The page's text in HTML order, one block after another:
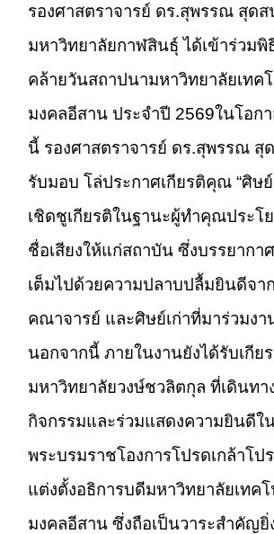
รองศาสตราจารย์ ดร.สุพรรณ สุด
มหาวิทยาลัยกาฬสินธุ์ ได้เข้าร่วมพิ
คล้ายวันสถาปนามหาวิทยาลัยเทค
มงคลอีสาน ประจำปี 2569ในโอก
นี้ รองศาสตราจารย์ ดร.สุพรรณ สุ
รับมอบ โล่ประกาศเกียรติคุณ “ศิษย์
เชิดชูเกียรติในฐานะผู้ทำคุณประโ
ชื่อเสียงให้แก่สถาบัน ซึ่งบรรยากา
เต็มไปด้วยความปลาบปลื้มยินดีจ
คณาจารย์ และศิษย์เก่าที่มาร่วมงา
นอกจากนี้ ภายในงานยังได้รับเกีย
มหาวิทยาลัยวงษ์ชวลิตกุล ที่เดินทา
กิจกรรมและร่วมแสดงความยินดีใ
พระบรมราชโองการโปรดเกล้าโป
แต่งตั้งอธิการบดีมหาวิทยาลัยเทค
มงคลอีสาน ซึ่งถือเป็นวาระสำคัญยิ่